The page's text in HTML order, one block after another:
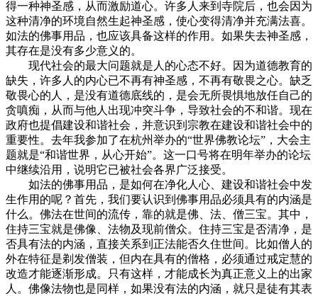
得一种神圣感，从而激励道心。许多人来到寺院后，也会因为
这种清净的环境自然生起神圣感，使心变得清净并充满法喜。
如法的佛事用品，也应该具备这样的作用。如果失去神圣感，
其存在是没有多少意义的。
现代社会的最大问题就是人的心态不好。因为道德教育的
缺失，许多人的内心已不再有神圣感，不再有敬畏之心。缺乏
敬畏心的人，是没有道德底线的，是会无所畏惧地放任自己的
贪嗔痴，从而与他人出现冲突斗争，导致社会的不和谐。现在
政府也提倡建设和谐社会，并意识到宗教在建设和谐社会中的
重要性。去年我参加了在杭州举办的“世界佛教论坛”，大会主
题就是“和谐世界，从心开始”。这一口号将在明年举办的论坛
中继续沿用，说明它已被社会各界广泛接受。
如法的佛事用品，是如何在净化人心、建设和谐社会中发
生作用的呢？首先，我们要认识到佛事用品必须具有的内涵是
什么。佛法在世间的流传，靠的就是佛、法、僧三宝。其中，
住持三宝就是佛像、法物及现前僧众。住持三宝是否清净，是
否具有法的内涵，直接关系到正法能否久住世间。比如僧人的
外在特征是剃发僧装，但内在具有的僧格，必须通过戒定慧的
改造才能逐渐形成。只有这样，才能成长为真正意义上的出家
人。佛像法物也是同样，如果没有法的内涵，就只是徒有其表